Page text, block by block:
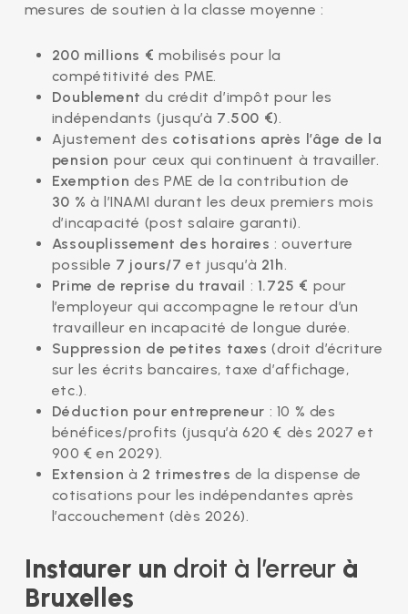
mesures de soutien à la classe moyenne :
200 millions € mobilisés pour la
compétitivité des PME.
Doublement du crédit d’impôt pour les
indépendants (jusqu’à 7.500 €).
Ajustement des cotisations après l’âge de la
pension pour ceux qui continuent à travailler.
Exemption des PME de la contribution de
30 % à l’INAMI durant les deux premiers mois
d’incapacité (post salaire garanti).
Assouplissement des horaires : ouverture
possible 7 jours/7 et jusqu’à 21h.
Prime de reprise du travail : 1.725 € pour
l’employeur qui accompagne le retour d’un
travailleur en incapacité de longue durée.
Suppression de petites taxes (droit d’écriture
sur les écrits bancaires, taxe d’affichage,
etc.).
Déduction pour entrepreneur : 10 % des
bénéfices/profits (jusqu’à 620 € dès 2027 et
900 € en 2029).
Extension à 2 trimestres de la dispense de
cotisations pour les indépendantes après
l’accouchement (dès 2026).
Instaurer un droit à l’erreurà
Bruxelles